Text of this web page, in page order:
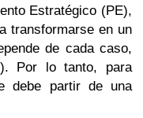
Estratégico (PE),
transformarse en un
de cada caso,
Por lo tanto, para
debe partir de una